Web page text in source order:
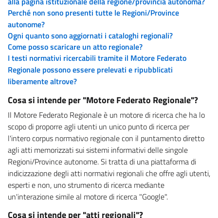
Perché non sono presenti tutte le Regioni/Province
autonome?
Ogni quanto sono aggiornati i cataloghi regionali?
Come posso scaricare un atto regionale?
I testi normativi ricercabili tramite il Motore Federato
Regionale possono essere prelevati e ripubblicati
liberamente altrove?
Cosa si intende per "Motore Federato Regionale"?
Il Motore Federato Regionale è un motore di ricerca che ha lo
scopo di proporre agli utenti un unico punto di ricerca per
l'intero corpus normativo regionale con il puntamento diretto
agli atti memorizzati sui sistemi informativi delle singole
Regioni/Province autonome. Si tratta di una piattaforma di
indicizzazione degli atti normativi regionali che offre agli utenti,
esperti e non, uno strumento di ricerca mediante
un'interazione simile al motore di ricerca "Google".
Cosa si intende per "atti regionali"?